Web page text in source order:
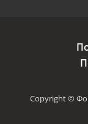
Copyright ©